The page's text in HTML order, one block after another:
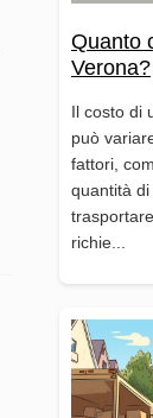
Quanto
Verona?
Il costo di
può
fattori,
quantità
richie...